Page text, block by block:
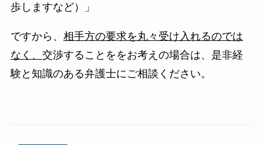
歩しますなど）」
ですから、 相手方の要求を丸々受け入れるのでは
なく、 交渉することををお考えの場合は、是非経
験と知識のある弁護士にご相談ください。